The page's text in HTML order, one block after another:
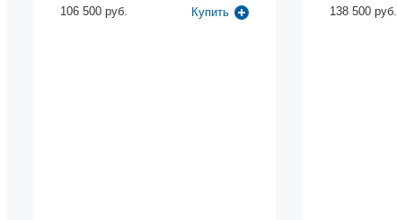
106 500 руб.
Купить
138 500 руб.